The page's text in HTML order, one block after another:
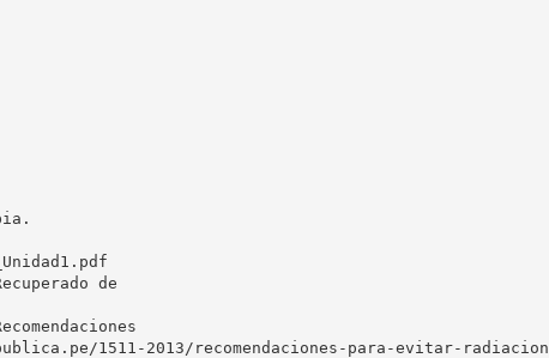
de
1511-2013/recomendaciones-para-evitar-radiacion